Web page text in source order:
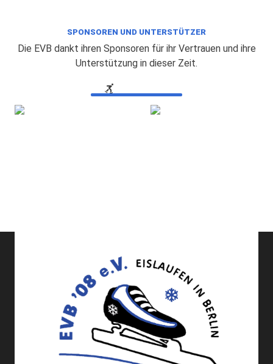
SPONSOREN UND UNTERSTÜTZER
Die EVB dankt ihren Sponsoren für ihr Vertrauen und ihre
Unterstützung in dieser Zeit.